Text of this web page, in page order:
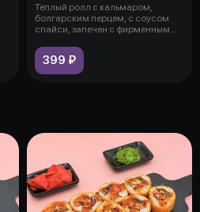
Теплый ролл с кальмаром,
болгарским перцем, с соусом
спайси, запечен с фирменным
399 ₽